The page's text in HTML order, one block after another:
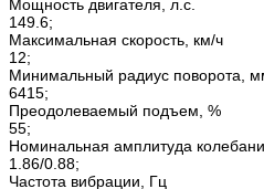
Мощность двигателя, л.с.
149.6;
Максимальная скорость, км/ч
12;
Минимальный радиус поворота,
6415;
Преодолеваемый подъем, %
55;
Номинальная амплитуда
1.86/0.88;
Частота вибрации, Гц